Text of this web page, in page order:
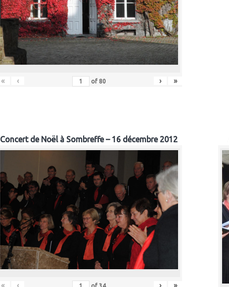
« ‹ of 80 › »
Concert de Noël à Sombreffe – 16 décembre 2012
« ‹ › »